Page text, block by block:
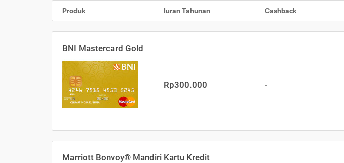
Produk Iuran Tahunan Cashback
BNI Mastercard Gold
Rp300.000 -
Marriott Bonvoy® Mandiri Kartu Kredit